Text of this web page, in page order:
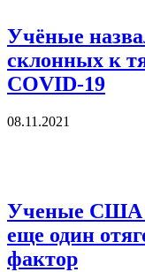
Учёные
склонных к
COVID-19
08.11.2021
Ученые США
еще один
фактор